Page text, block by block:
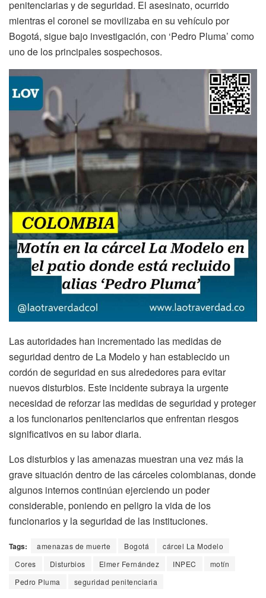
penitenciarias y de seguridad. El asesinato, ocurrido
mientras el coronel se movilizaba en su vehículo por
Bogotá, sigue bajo investigación, con ‘Pedro Pluma’ como
uno de los principales sospechosos.
Las autoridades han incrementado las medidas de
seguridad dentro de La Modelo y han establecido un
cordón de seguridad en sus alrededores para evitar
nuevos disturbios. Este incidente subraya la urgente
necesidad de reforzar las medidas de seguridad y proteger
a los funcionarios penitenciarios que enfrentan riesgos
significativos en su labor diaria.
Los disturbios y las amenazas muestran una vez más la
grave situación dentro de las cárceles colombianas, donde
algunos internos continúan ejerciendo un poder
considerable, poniendo en peligro la vida de los
funcionarios y la seguridad de las instituciones.
Tags: amenazas de muerte Bogotá
cárcel La Modelo
Cores
Disturbios Elmer Fernández INPEC
motín
Pedro Pluma
seguridad penitenciaria